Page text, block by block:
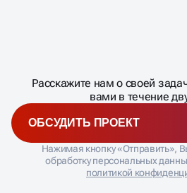
�
Расскажите нам о своей
вами в течение
ОБСУДИТЬ ПРОЕКТ
Нажимая кнопку «Отправить»,
обработку персональных
политикой